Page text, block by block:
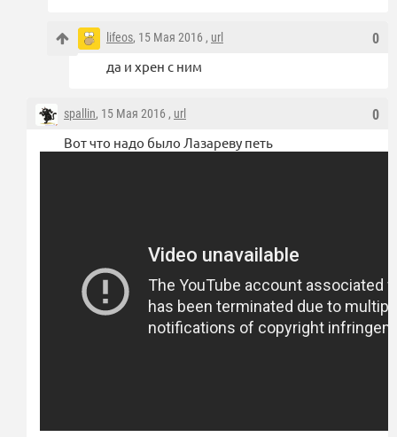
0
lifeos, 15 Мая 2016 , url
да и хрен с ним
0
spallin, 15 Мая 2016 , url
Вот что надо было Лазареву петь